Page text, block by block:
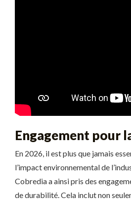
Engagement pour
En 2026, il est plus que jamais
l’impact environnemental de
Cobredia a ainsi pris des
de durabilité. Cela inclut non